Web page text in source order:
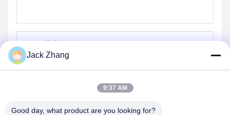
送りなさい
Jack Zhang
9:37 AM
Good day, what product are you looking for?